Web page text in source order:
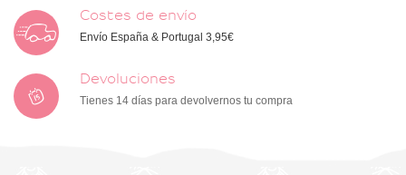
Costes de envío
Envío España & Portugal 3,95€
Devoluciones
Tienes 14 días para devolvernos tu compra